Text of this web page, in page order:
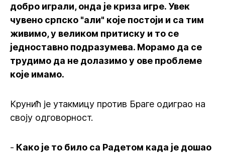
добро играли, онда је криза игре. Увек
чувено српско "али" које постоји и са тим
живимо, у великом притиску и то се
једноставно подразумева. Морамо да се
трудимо да не долазимо у ове проблеме
које имамо.
Крунић је утакмицу против Браге одиграо на
своју одговорност.
- Како је то било са Радетом када је дошао